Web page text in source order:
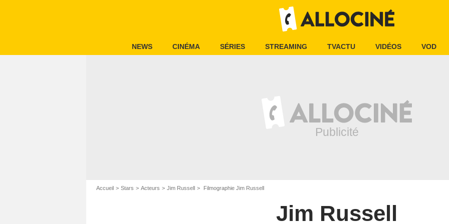
NEWS CINÉMA SÉRIES STREAMING TVACTU VIDÉOS VOD
Accueil Stars Acteurs Jim Russell Filmographie Jim Russell
Jim Russell